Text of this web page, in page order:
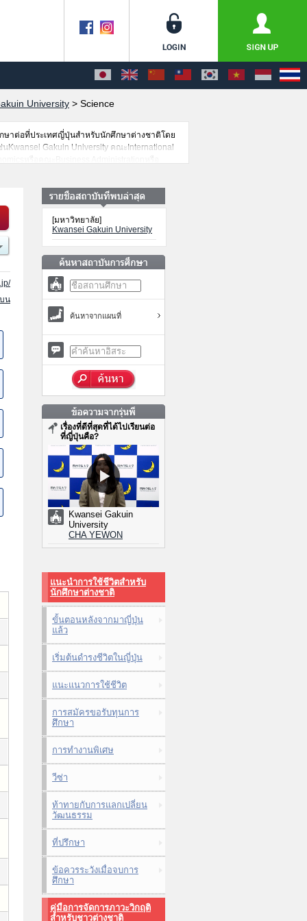
University > Science
กษาต่อที่ประเทศญี่ปุ่นสำหรับนักศึกษาต่างชาติโดย
Kwansei Gakuin University คณะInternational
หรือคณะBusiness Administrationหรือ
มัครนักศึกษาต่างชาติด้วย
น
[มหาวิทยาลัย]
Kwansei Gakuin University
ค้นหาจากแผนที่
เรื่องที่ดีที่สุดที่ได้ไปเรียนต่อ
ที่ญี่ปุ่นคือ?
Kwansei Gakuin
University
CHA YEWON
แนะนำการใช้ชีวิตสำหรับ
นักศึกษาต่างชาติ
ขั้นตอนหลังจากมาญี่ปุ่น
แล้ว
เริ่มต้นดำรงชีวิตในญี่ปุ่น
แนะแนวการใช้ชีวิต
การสมัครขอรับทุนการ
ศึกษา
การทำงานพิเศษ
วีซ่า
ท้าทายกับการแลกเปลี่ยน
วัฒนธรรม
ที่ปรึกษา
ข้อควรระวังเมื่อจบการ
ศึกษา
คู่มือการจัดการภาวะวิกฤติ
สำหรับชาวต่างชาติ